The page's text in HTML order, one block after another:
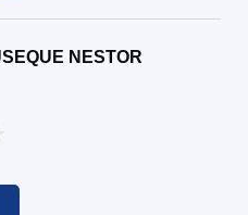
NESTOR